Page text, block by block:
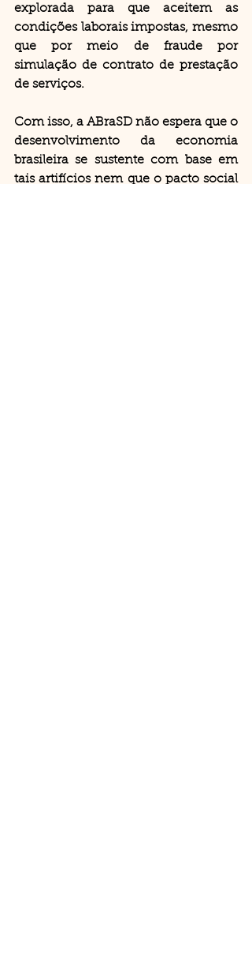
explorada para que aceitem as
condições laborais impostas, mesmo
que por meio de fraude por
simulação de contrato de prestação
de serviços.
Com isso, a ABraSD não espera que o
desenvolvimento da economia
brasileira se sustente com base em
tais artifícios nem que o pacto social